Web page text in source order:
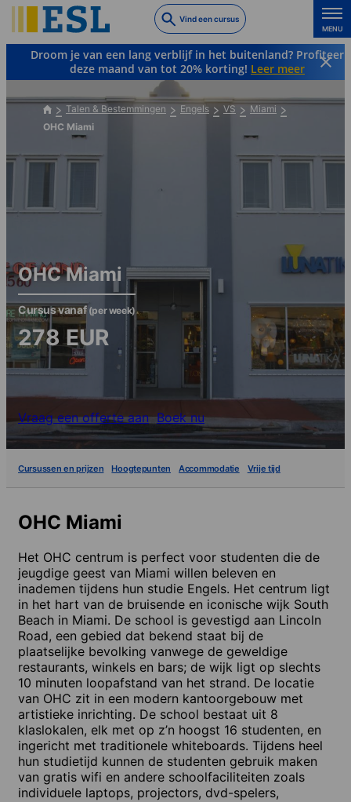
to
main
content
Vind een cursus
MENU
Droom je van een lang verblijf in het buitenland? Profiteer
deze maand van tot 20% korting! Leer meer
Talen & Bestemmingen Engels VS
Miami
OHC Miami
OHC Miami
Cursus vanaf(per week)
278EUR
Vraag een offerte aan Boek nu
Cursussen en prijzen Hoogtepunten Accommodatie Vrije tijd
OHC Miami
Het OHC centrum is perfect voor studenten die de
jeugdige geest van Miami willen beleven en
inademen tijdens hun studie Engels. Het centrum ligt
in het hart van de bruisende en iconische wijk South
Beach in Miami. De school is gevestigd aan Lincoln
Road, een gebied dat bekend staat bij de
plaatselijke bevolking vanwege de geweldige
restaurants, winkels en bars; de wijk ligt op slechts
10 minuten loopafstand van het strand. De locatie
van OHC zit in een modern kantoorgebouw met
artistieke inrichting. De school bestaat uit 8
klaslokalen, elk met op z’n hoogst 16 studenten, en
ingericht met traditionele whiteboards. Tijdens heel
hun studietijd kunnen de studenten gebruik maken
van gratis wifi en andere schoolfaciliteiten zoals
individuele laptops, projectors, dvd-spelers,